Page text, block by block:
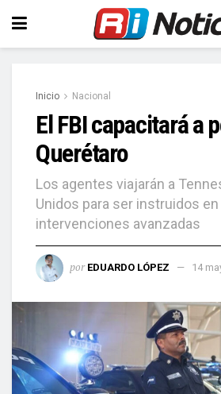
Inicio Nacional
El FBI capacitará a
Querétaro
Los agentes viajarán a
Unidos para ser instruidos
intervenciones avanzadas
por EDUARDO LÓPEZ 14